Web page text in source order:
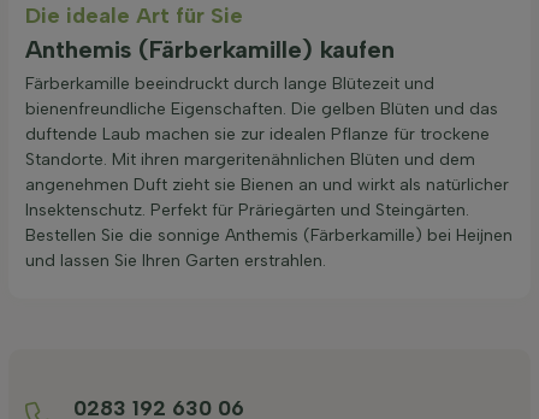
Die ideale Art für Sie
Anthemis (Färberkamille) kaufen
Färberkamille beeindruckt durch lange Blütezeit und
bienenfreundliche Eigenschaften. Die gelben Blüten und das
duftende Laub machen sie zur idealen Pflanze für trockene
Standorte. Mit ihren margeritenähnlichen Blüten und dem
angenehmen Duft zieht sie Bienen an und wirkt als natürlicher
Insektenschutz. Perfekt für Präriegärten und Steingärten.
Bestellen Sie die sonnige Anthemis (Färberkamille) bei Heijnen
und lassen Sie Ihren Garten erstrahlen.
0283 192 630 06